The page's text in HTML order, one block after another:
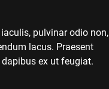
pulvinar odio non,
lacus. Praesent
ex ut feugiat.